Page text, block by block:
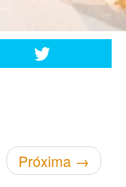
Próxima →